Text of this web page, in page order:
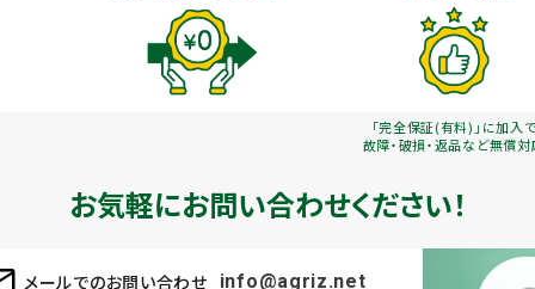
「完全保証(有料)」に加入
故障・破損・返品など無償対
お気軽にお問い合わせください！
メールでのお問い合わせ info@agriz.net